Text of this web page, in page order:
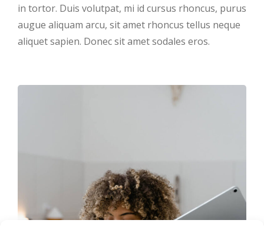
in tortor. Duis volutpat, mi id cursus rhoncus, purus
augue aliquam arcu, sit amet rhoncus tellus neque
aliquet sapien. Donec sit amet sodales eros.